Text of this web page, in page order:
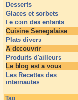
Desserts
Glaces et sorbets
Le coin des enfants
Cuisine Senegalaise
Plats divers
A decouvrir
Produits d'ailleurs
Le blog est a vous
Les Recettes des
internautes
Tag